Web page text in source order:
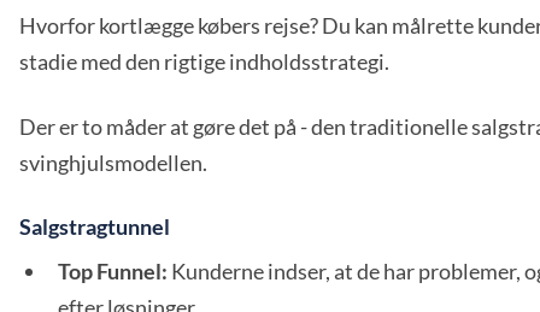
Hvorfor kortlægge købers rejse? Du kan målrette
stadie med den rigtige indholdsstrategi.
Der er to måder at gøre det på - den traditionelle
svinghjulsmodellen.
Salgstragtunnel
Top Funnel: Kunderne indser, at de har problemer,
efter løsninger.